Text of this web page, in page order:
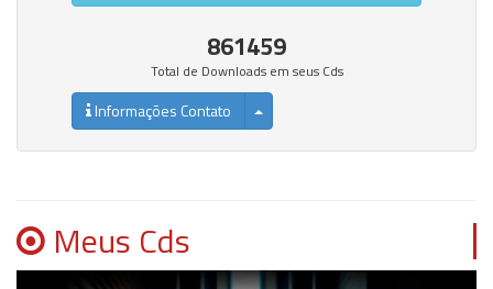
861459
Total de Downloads em seus Cds
Informações Contato
Meus Cds